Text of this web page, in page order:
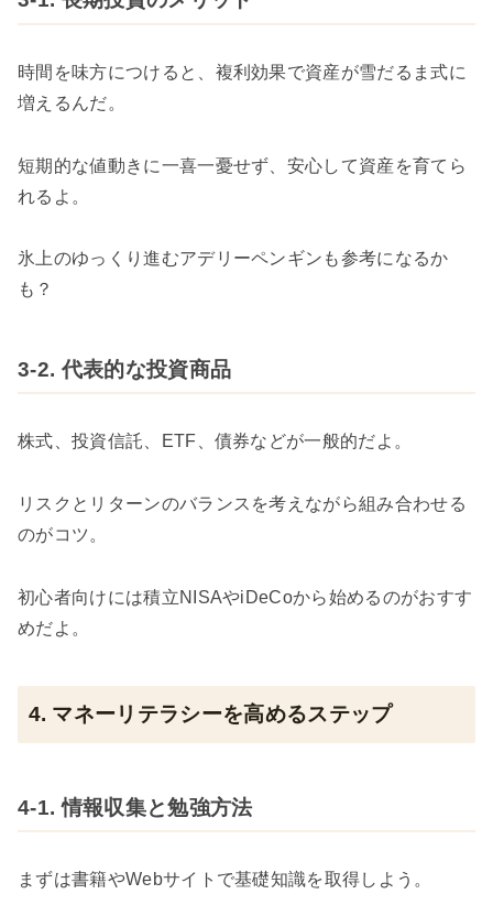
時間を味方につけると、複利効果で資産が雪だるま式に
増えるんだ。
短期的な値動きに一喜一憂せず、安心して資産を育てら
れるよ。
氷上のゆっくり進むアデリーペンギンも参考になるか
も？
3-2. 代表的な投資商品
株式、投資信託、ETF、債券などが一般的だよ。
リスクとリターンのバランスを考えながら組み合わせる
のがコツ。
初心者向けには積立NISAやiDeCoから始めるのがおすす
めだよ。
4. マネーリテラシーを高めるステップ
4-1. 情報収集と勉強方法
まずは書籍やWebサイトで基礎知識を取得しよう。